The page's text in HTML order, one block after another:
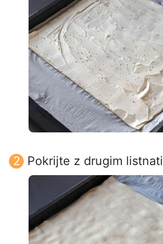
Pokrijte z drugim